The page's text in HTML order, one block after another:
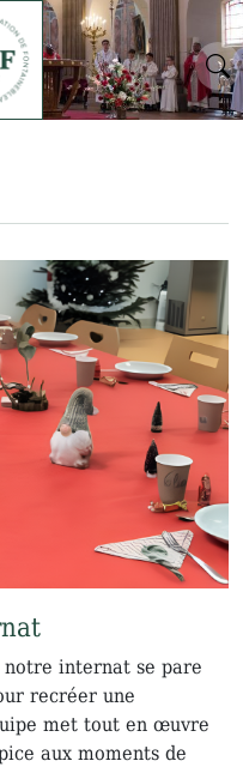
internat se pare
recréer une
met tout en œuvre
aux moments de